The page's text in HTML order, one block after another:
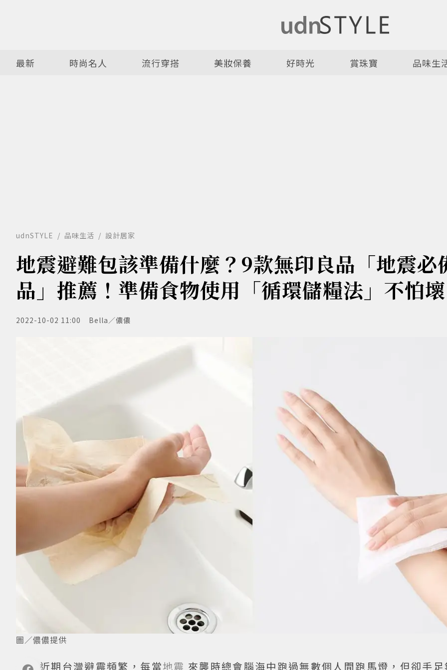
最新 時尚名人 流行穿搭 美妝保養 好時光 賞珠寶 品味生
udnSTYLE 品味生活 設計居家
地震避難包該準備什麼？9款無印良品「地震必
品」推薦！準備食物使用「循環儲糧法」不怕
2022-10-02 11:00 Bella／儂儂
圖／儂儂提供
近期台灣避震頻繁，每當地震 來襲時總會腦海中跑過無數個人間跑馬燈，但卻手